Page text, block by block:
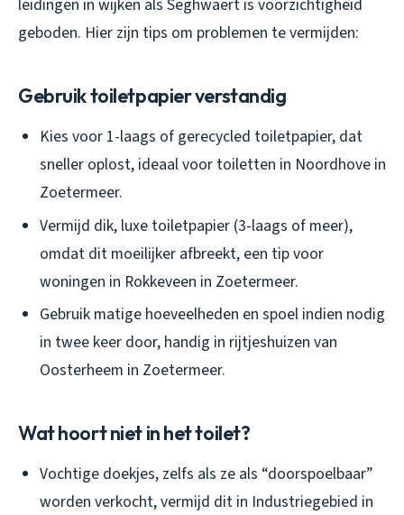
leidingen in wijken als Seghwaert is voorzichtigheid
geboden. Hier zijn tips om problemen te vermijden:
Gebruik toiletpapier verstandig
Kies voor 1-laags of gerecycled toiletpapier, dat
sneller oplost, ideaal voor toiletten in Noordhove in
Zoetermeer.
Vermijd dik, luxe toiletpapier (3-laags of meer),
omdat dit moeilijker afbreekt, een tip voor
woningen in Rokkeveen in Zoetermeer.
Gebruik matige hoeveelheden en spoel indien nodig
in twee keer door, handig in rijtjeshuizen van
Oosterheem in Zoetermeer.
Wat hoort niet in het toilet?
Vochtige doekjes, zelfs als ze als “doorspoelbaar”
worden verkocht, vermijd dit in Industriegebied in